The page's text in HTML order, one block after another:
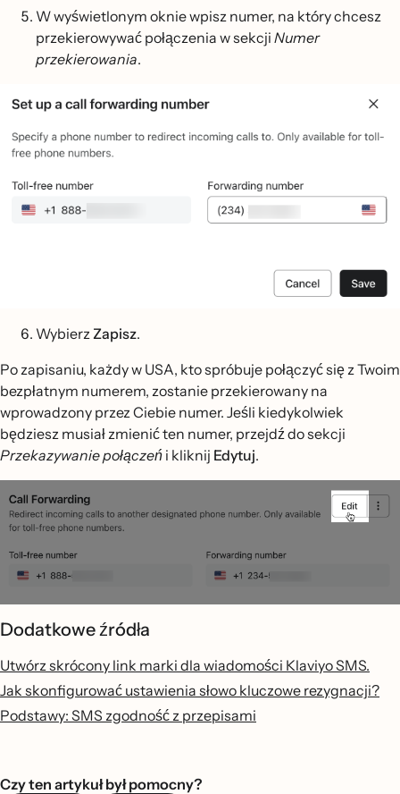
W wyświetlonym oknie wpisz numer, na który chcesz
przekierowywać połączenia w sekcji Numer
przekierowania.
WybierzZapisz.
Po zapisaniu, każdy w USA, kto spróbuje połączyć się z Twoim
bezpłatnym numerem, zostanie przekierowany na
wprowadzony przez Ciebie numer. Jeśli kiedykolwiek
będziesz musiał zmienić ten numer, przejdź do sekcji
Przekazywanie połączeń i kliknij Edytuj.
Dodatkowe źródła
Utwórz skrócony link marki dla wiadomości Klaviyo SMS.
Jak skonfigurować ustawienia słowo kluczowe rezygnacji?
Podstawy: SMS zgodność z przepisami
Czy ten artykuł był pomocny?